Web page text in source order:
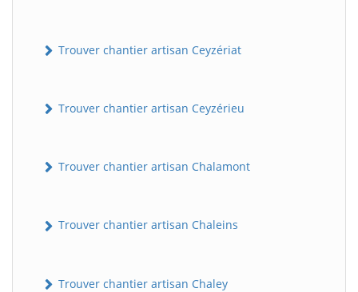
Trouver chantier artisan Ceyzériat
Trouver chantier artisan Ceyzérieu
Trouver chantier artisan Chalamont
Trouver chantier artisan Chaleins
Trouver chantier artisan Chaley